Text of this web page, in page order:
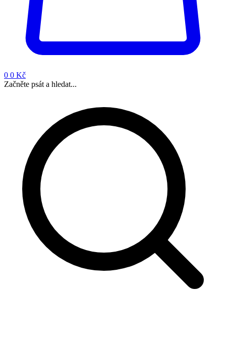
0 0 Kč
Začněte psát a hledat...